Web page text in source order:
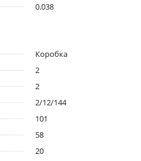
0.038
Коробка
2
2
2/12/144
101
58
20